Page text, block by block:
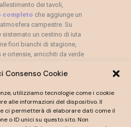
Consenso Cookie
utilizziamo tecnologie come i cookie
alle informazioni del dispositivo. Il
ci permetterà di elaborare dati come il
o ID unici su questo sito. Non
dei tavoli,
completo che aggiunge un
campestre. Su
un cestino di iuta
fiori bianchi di stagione,
ortensie, arricchiti da verde
eucaliptus o ruscus). Il
su un ceppo di legno o su
l’insieme, sono distribuite
disposti con cura in vetri
di intimità e
allestimento, nella sua